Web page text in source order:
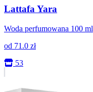
Lattafa Yara
Woda perfumowana 100 ml
od 71.0 zł
53